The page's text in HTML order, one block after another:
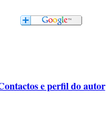
e perfil do autor